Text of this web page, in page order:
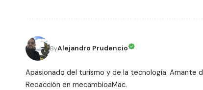
ByAlejandro Prudencio
Apasionado del turismo y de la tecnología. Amante
Redacción en mecambioaMac.